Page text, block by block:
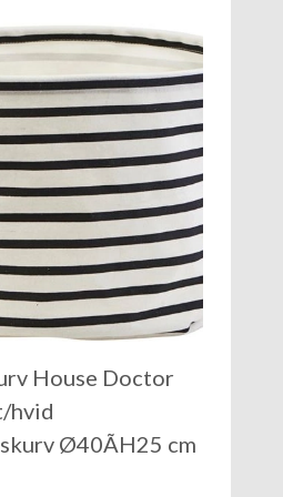
House Doctor
hvid
Ø40ÃH25 cm